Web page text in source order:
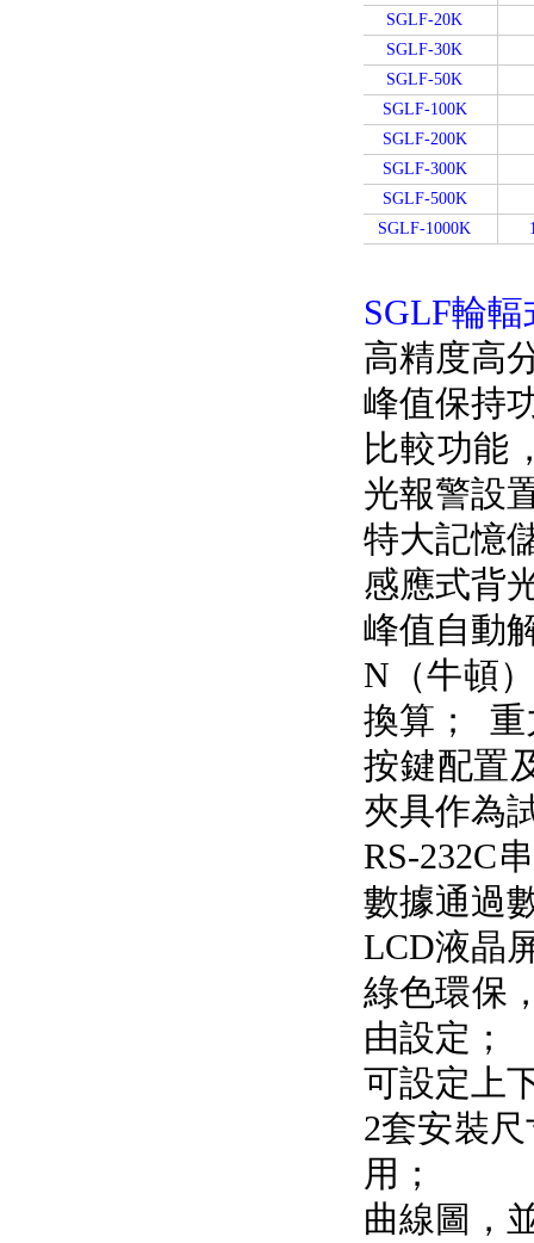
SGLF-20K
SGLF-30K
SGLF-50K
SGLF-100K
SGLF-200K
SGLF-300K
SGLF-500K
SGLF-1000K
SGLF輪輻
高精度高
峰值保持
比較功能
光報警設置
特大記憶
感應式背光
峰值自動解
N（牛頓）
換算；
按鍵配置
夾具作為試
RS-232C
數據通過
LCD液晶
綠色環保
由設定；
可設定上
2套安裝尺
用；
曲線圖